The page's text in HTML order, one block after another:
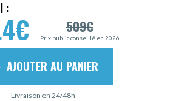
:
€ 509€
Prix public conseillé en 2026
AJOUTER AU PANIER
Livraison en 24/48h